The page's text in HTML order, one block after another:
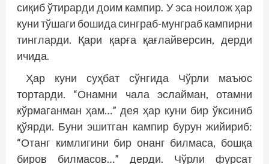
сиқиб ўтирарди доим кампир. У эса ноилож ҳар
куни тўшаги бошида синграб-мунграб кампирни
тингларди. Қари қарға қағлайверсин, дерди
ичида.
Ҳар куни суҳбат сўнгида Чўрли маъюс
тортарди. “Онамни чала эслайман, отамни
кўрмаганман ҳам…” дея ҳар куни бир ўксиниб
қўярди. Буни эшитган кампир бурун жийириб:
“Отанг кимлигини бир онанг билмаса, бошқа
биров билмасов…” дерди. Чўрли фурсат